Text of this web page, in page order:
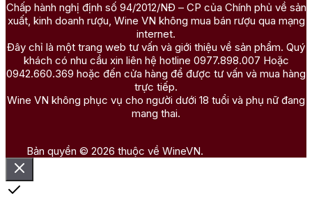
Chấp hành nghị định số 94/2012/NĐ – CP của Chính phủ về sản
xuất, kinh doanh rượu, Wine VN không mua bán rượu qua mạng
internet.
Đây chỉ là một trang web tư vấn và giới thiệu về sản phẩm. Quý
khách có nhu cầu xin liên hệ hotline 0977.898.007 Hoặc
0942.660.369 hoặc đến cửa hàng để được tư vấn và mua hàng
trực tiếp.
Wine VN không phục vụ cho người dưới 18 tuổi và phụ nữ đang
mang thai.
Bản quyền © 2026 thuộc về WineVN.